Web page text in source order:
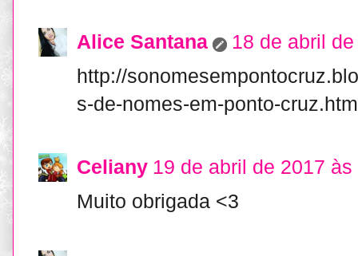
Alice Santana
18 de abril
http://
s-de-nomes-em-ponto-
Celiany 19 de abril de 2017 às
Muito obrigada <3